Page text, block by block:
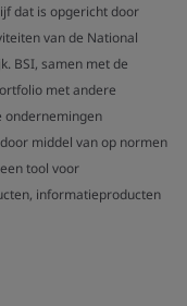
dat is opgericht door
van de National
BSI, samen met de
met andere
ondernemingen
middel van op normen
tool voor
informatieproducten